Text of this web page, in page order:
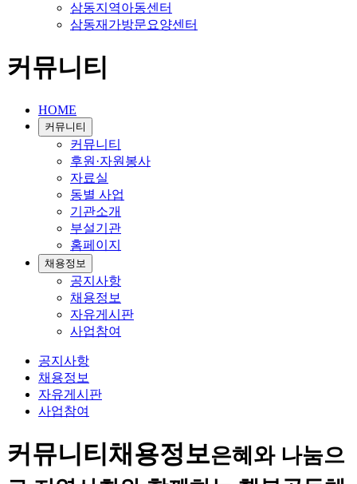
삼동지역아동센터
삼동재가방문요양센터
커뮤니티
HOME
커뮤니티
커뮤니티
후원·자원봉사
자료실
동별 사업
기관소개
부설기관
홈페이지
채용정보
공지사항
채용정보
자유게시판
사업참여
공지사항
채용정보
자유게시판
사업참여
커뮤니티채용정보은혜와 나눔으